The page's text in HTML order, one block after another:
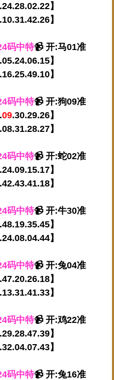
】
】
码中特📹 开:马01准
】
】
码中特📹 开:狗09准
09.30.29.26】
】
码中特📹 开:蛇02准
】
】
码中特📹 开:牛30准
】
】
码中特📹 开:兔04准
】
】
码中特📹 开:鸡22准
】
】
码中特📹 开:兔16准